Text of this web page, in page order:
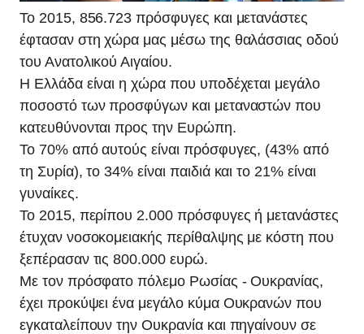
Το 2015, 856.723 πρόσφυγες και μετανάστες
έφτασαν στη χώρα μας μέσω της θαλάσσιας οδού
του Ανατολικού Αιγαίου.
Η Ελλάδα είναι η χώρα που υποδέχεται μεγάλο
ποσοστό των προσφύγων και μεταναστών που
κατευθύνονται προς την Ευρώπη.
Το 70% από αυτούς είναι πρόσφυγες, (43% από
τη Συρία), το 34% είναι παιδιά και το 21% είναι
γυναίκες.
Το 2015, περίπου 2.000 πρόσφυγες ή μετανάστες
έτυχαν νοσοκομειακής περίθαλψης με κόστη που
ξεπέρασαν τις 800.000 ευρώ.
Με τον πρόσφατο πόλεμο Ρωσίας - Ουκρανίας,
έχει προκύψει ένα μεγάλο κύμα Ουκρανών που
εγκαταλείπουν την Ουκρανία και πηγαίνουν σε